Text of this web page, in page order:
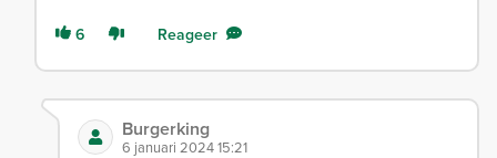
6 Reageer
Burgerking
6 januari 2024 15:21